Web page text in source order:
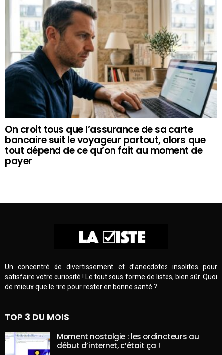
On croit tous que l’assurance de sa carte
bancaire suit le voyageur partout, alors que
tout dépend de ce qu’on fait au moment de
payer
Un concentré de divertissement et d’anecdotes insolites pour
satisfaire votre curiosité ! Le tout sous forme de listes, bien sûr. Quoi
de mieux que le rire pour rester en bonne santé ?
TOP 3 DU MOIS
Moment nostalgie : les ordinateurs au
début d’internet, c’était ça !